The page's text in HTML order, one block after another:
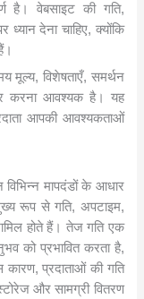
है। वेबसाइट की गति,
देना चाहिए, क्योंकि
मूल्य, विशेषताएँ, समर्थन
करना आवश्यक है। यह
आपकी आवश्यकताओं
विभिन्न मापदंडों के आधार
रूप से गति, अपटाइम,
होते हैं। तेज गति एक
को प्रभावित करता है,
कारण, प्रदाताओं की गति
और सामग्री वितरण